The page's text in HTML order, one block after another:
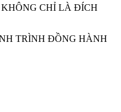
CHỈ LÀ ĐÍCH
TRÌNH ĐỒNG HÀNH